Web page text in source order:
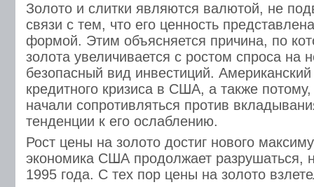
Золото и слитки являются валютой, не
связи с тем, что его ценность
формой. Этим объясняется причина, по
золота увеличивается с ростом спроса на
безопасный вид инвестиций.
кредитного кризиса в США, а также
начали сопротивляться против
тенденции к его ослаблению.
Рост цены на золото достиг нового
экономика США продолжает разрушаться,
1995 года. С тех пор цены на золото